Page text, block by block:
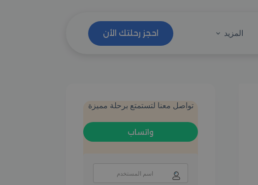
المزيد احجز رحلتك الأن
تواصل معنا لتستمتع برحلة مميزة
واتساب